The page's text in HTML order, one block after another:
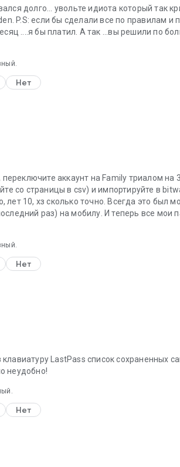
к обсуждению, оставляя
онлайн-сообществе: https://
долго... увольте идиота который так
P.S: если бы сделали все по правилам и
....я бы платил. А так ...вы решили по
Нет
переключите аккаунт на Family триалом
со страницы в csv) и импортируйте в
лет 10, хз сколько точно. Всегда это
раз) на мобилу. И теперь все мои
Нет
LastPass список сохраненных
неудобно!
Нет